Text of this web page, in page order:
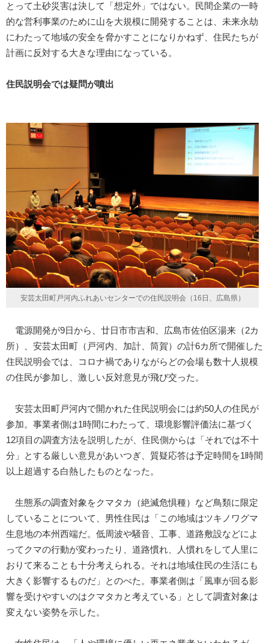
とって土砂災害は決して「想定外」ではない。民間企業の一時
的な営利事業のために山を大規模に開発することは、未来永劫
にわたって地域の安全を脅かすことになりかねず、住民たちが
計画に反対する大きな理由になっている。
住民説明会では疑問が噴出
安芸太田町戸河内ふれあいセンターでの住民説明会（16日、広島県）
電源開発が9日から、廿日市市吉和、広島市佐伯区湯来（2カ
所）、安芸太田町（戸河内、加計、筒賀）の計6カ所で開催した
住民説明会では、コロナ禍でありながらどの会場も数十人規模
の住民が参加し、激しい反対意見が飛び交った。
安芸太田町戸河内で開かれた住民説明会には約50人の住民が
参加。事業者側は1時間にわたって、環境影響評価法に基づく
12項目の調査方法を説明したが、住民側からは「それでは不十
分」とする厳しい意見があいつぎ、質疑応答は予定時間を1時間
以上超過する白熱したものとなった。
生態系の調査対象をクマタカ（絶滅危惧種）など鳥類に限定
していることについて、男性住民は「この地域はツキノワグマ
生息地の本州西端だ。低周波や騒音、工事、道路敷設などによ
ってクマの行動が変わったり、道路慣れ、人慣れをして人里に
おりて来ることも十分考えられる。それは地域住民の生活にも
大きく影響するものだ」とのべた。事業者側は「風車が回る影
響を受けやすいのはクマタカと考えている」として調査対象は
変えない姿勢を示した。